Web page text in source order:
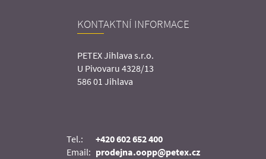
KONTAKTNÍ INFORMACE
PETEX Jihlava s.r.o.
U Pivovaru 4328/13
586 01 Jihlava
Tel.:
+420 602 652 400
Email: prodejna.oopp@petex.cz